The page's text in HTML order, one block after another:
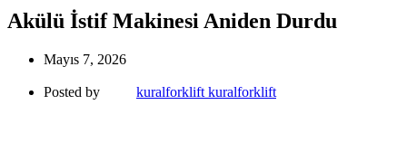
Akülü İstif Makinesi Aniden Durdu
Mayıs 7, 2026
Posted by kuralforklift kuralforklift